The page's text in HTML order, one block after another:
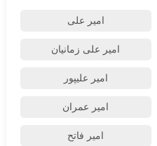
امیر علی
امیر علی زمانیان
امیر علیپور
امیر عمران
امیر فاتح